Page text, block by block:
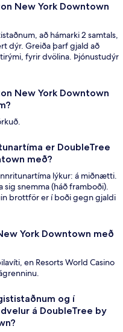
New York Downtown
að hámarki 2 samtals,
dýr. Greiða þarf gjald að
fyrir dvölina. Þjónustudýr
New York Downtown
er DoubleTree
með?
lýkur: á miðnætti.
snemma (háð framboði).
brottför er í boði gegn gjaldi
York Downtown með
en Resorts World Casino
og í
á DoubleTree by